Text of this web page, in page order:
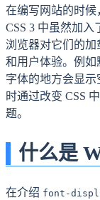
在编写网站的时候
CSS 3 中虽然加入
浏览器对它们的
和用户体验。例如
字体的地方会显
时通过改变 CSS
题。
什么是
在介绍 font-